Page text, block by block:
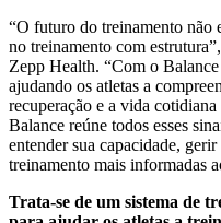
“O futuro do treinamento não
no treinamento com
Zepp Health. “Com o
ajudando os atletas a
recuperação e a vida
Balance reúne todos esses
entender sua capacidade,
treinamento mais informadas
Trata-se de um sistema de